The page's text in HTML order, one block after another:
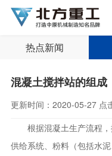
热点新闻
混凝土搅拌站的组成
更新时间： 2020-05-27 点
根据混凝土生产流程，
供给系统、粉料（包括水